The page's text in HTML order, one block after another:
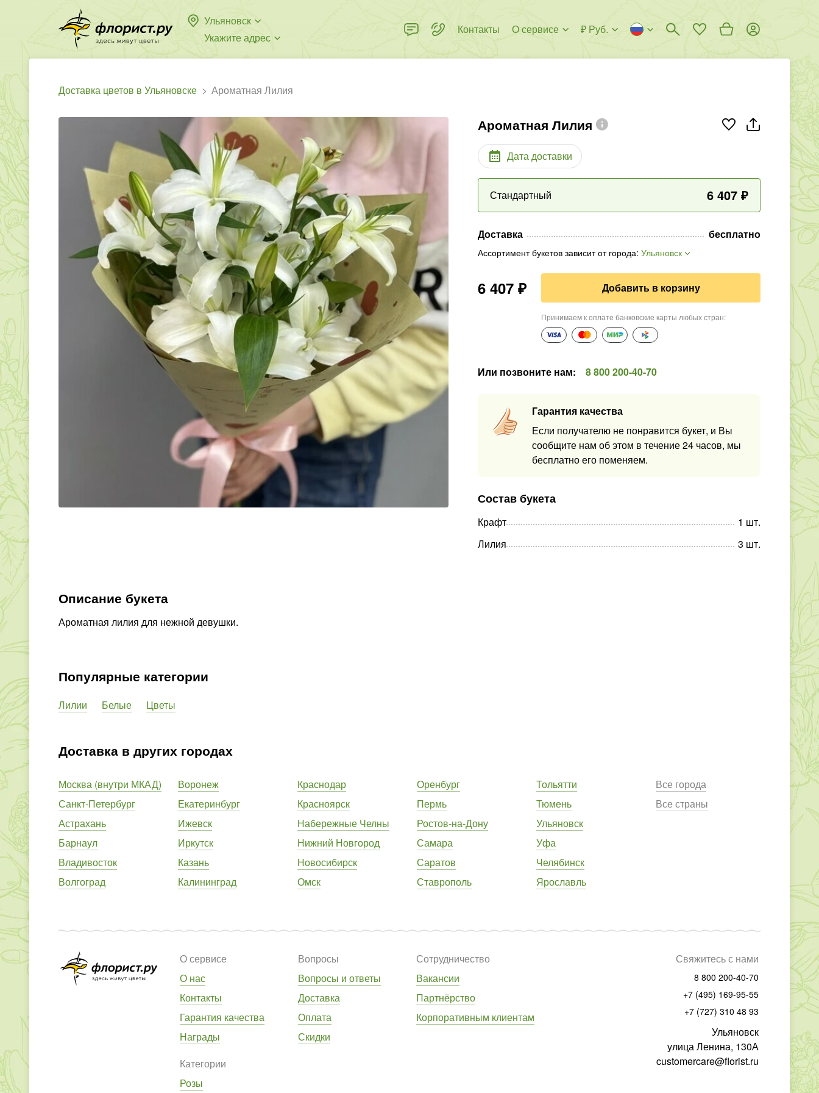
Ульяновск
Укажите адрес
Контакты О сервисе ₽ Руб.
Доставка цветов в Ульяновске Ароматная Лилия
Ароматная Лилия
Дата доставки
Стандартный 6 407 ₽
Доставка бесплатно
Ассортимент букетов зависит от города:Ульяновск
6 407 ₽ Добавить в корзину
Принимаем к оплате банковские карты любых стран:
Или позвоните нам: 8 800 200-40-70
Гарантия качества
Если получателю не понравится букет, и Вы
сообщите нам об этом в течение 24 часов, мы
бесплатно его поменяем.
Состав букета
Крафт 1 шт.
Лилия
3 шт.
Описание букета
Ароматная лилия для нежной девушки.
Популярные категории
Лилии Белые Цветы
Доставка в других городах
Москва (внутри МКАД)
Санкт-Петербург
Астрахань
Барнаул
Владивосток
Волгоград
Воронеж
Екатеринбург
Ижевск
Иркутск
Казань
Калининград
Краснодар
Красноярск
Набережные Челны
Нижний Новгород
Новосибирск
Омск
Оренбург
Пермь
Ростов-на-Дону
Самара
Саратов
Ставрополь
Тольятти
Тюмень
Ульяновск
Уфа
Челябинск
Ярославль
Все города
Все страны
О сервисе
О нас
Контакты
Гарантия качества
Награды
Вопросы
Вопросы и ответы
Доставка
Оплата
Скидки
Сотрудничество
Вакансии
Партнёрство
Корпоративным клиентам
Категории
Розы
Свяжитесь с нами
8 800 200-40-70
+7 (495) 169-95-55
+7 (727) 310 48 93
Ульяновск
улица Ленина, 130А
customercare@florist.ru